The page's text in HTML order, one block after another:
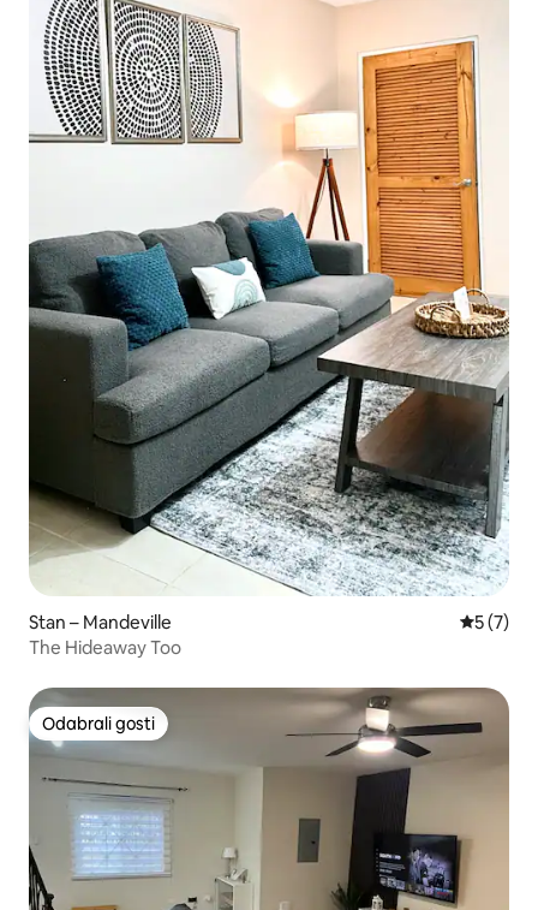
Stan – Mandeville
5 (7)
The Hideaway Too
Odabrali gosti
Odabrali gosti